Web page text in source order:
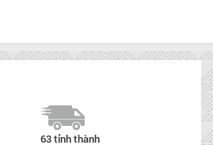
63 tỉnh thành